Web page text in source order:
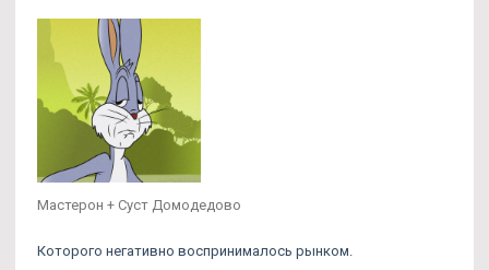
Мастерон + Суст Домодедово
Которого негативно воспринималось рынком.